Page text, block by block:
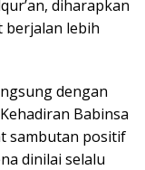
diharapkan
berjalan lebih
dengan
Babinsa
sambutan positif
dinilai selalu